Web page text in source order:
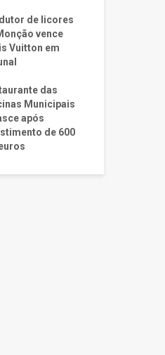
de licores
vence
Vuitton em
das
Municipais
após
de 600